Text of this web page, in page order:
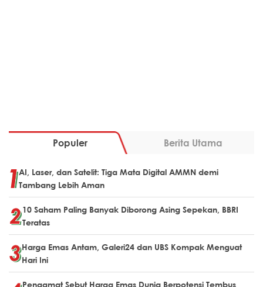
Populer Berita Utama
AI, Laser, dan Satelit: Tiga Mata Digital AMMN demi
Tambang Lebih Aman
10 Saham Paling Banyak Diborong Asing Sepekan, BBRI
Teratas
Harga Emas Antam, Galeri24 dan UBS Kompak Menguat
Hari Ini
Pengamat Sebut Harga Emas Dunia Berpotensi Tembus